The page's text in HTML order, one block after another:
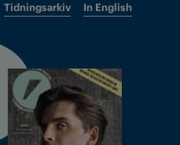
Tidningsarkiv In English